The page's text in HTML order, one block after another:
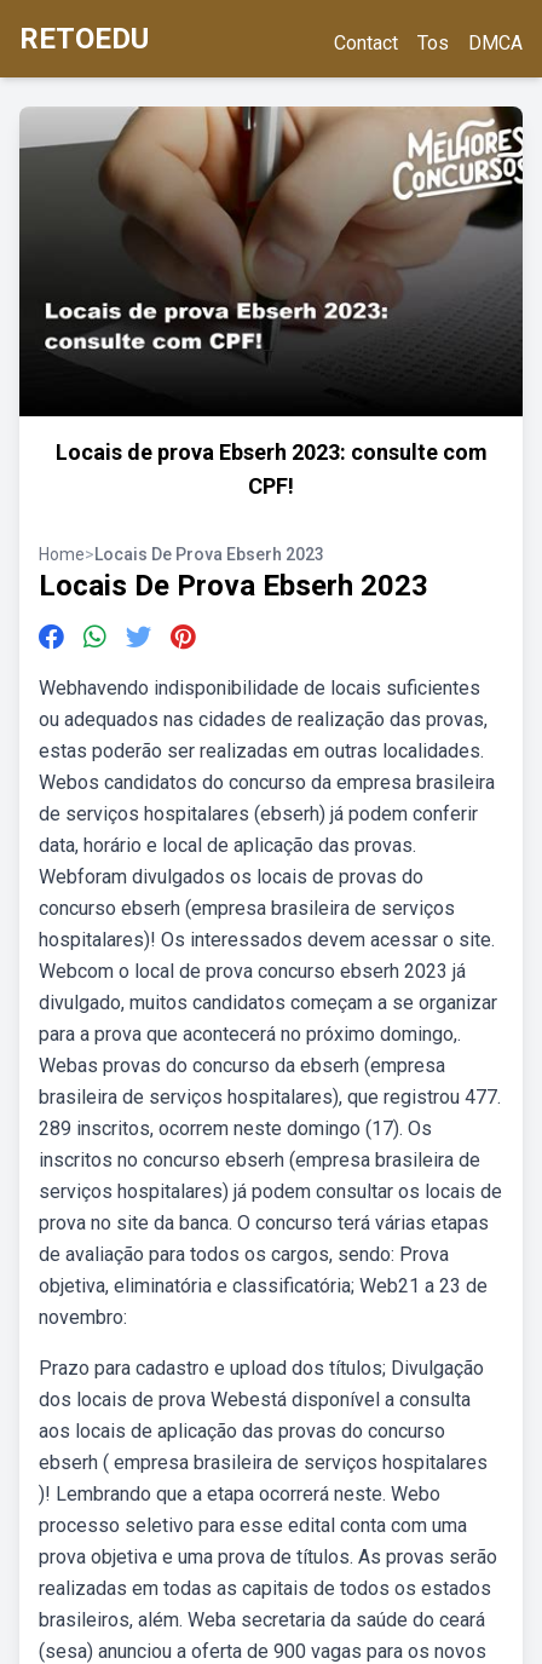
RETOEDU Contact Tos DMCA
Locais de prova Ebserh 2023: consulte com
CPF!
Home>Locais De Prova Ebserh 2023
Locais De Prova Ebserh 2023
Webhavendo indisponibilidade de locais suficientes
ou adequados nas cidades de realização das provas,
estas poderão ser realizadas em outras localidades.
Webos candidatos do concurso da empresa brasileira
de serviços hospitalares (ebserh) já podem conferir
data, horário e local de aplicação das provas.
Webforam divulgados os locais de provas do
concurso ebserh (empresa brasileira de serviços
hospitalares)! Os interessados devem acessar o site.
Webcom o local de prova concurso ebserh 2023 já
divulgado, muitos candidatos começam a se organizar
para a prova que acontecerá no próximo domingo,.
Webas provas do concurso da ebserh (empresa
brasileira de serviços hospitalares), que registrou 477.
289 inscritos, ocorrem neste domingo (17). Os
inscritos no concurso ebserh (empresa brasileira de
serviços hospitalares) já podem consultar os locais de
prova no site da banca. O concurso terá várias etapas
de avaliação para todos os cargos, sendo: Prova
objetiva, eliminatória e classificatória; Web21 a 23 de
novembro:
Prazo para cadastro e upload dos títulos; Divulgação
dos locais de prova Webestá disponível a consulta
aos locais de aplicação das provas do concurso
ebserh ( empresa brasileira de serviços hospitalares
)! Lembrando que a etapa ocorrerá neste. Webo
processo seletivo para esse edital conta com uma
prova objetiva e uma prova de títulos. As provas serão
realizadas em todas as capitais de todos os estados
brasileiros, além. Weba secretaria da saúde do ceará
(sesa) anunciou a oferta de 900 vagas para os novos